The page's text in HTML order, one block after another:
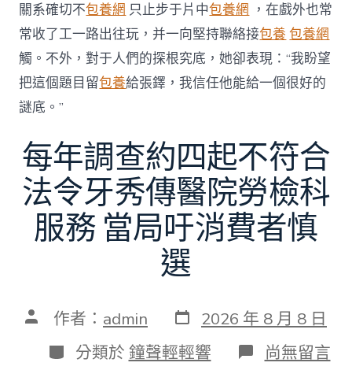
關系確切不包養網 只止步于片中包養網 ，在戲外也常
常收了工一路出往玩，并一向堅持聯絡接包養 包養網
觸。不外，對于人們的探根究底，她卻表現：“我盼望
把這個題目留包養給張鐸，我信任他能給一個很好的
謎底。”
每年調查約四起不符合
法令牙秀傳醫院勞檢科
服務 當局吁消費者慎
選
文 作者： admin 發
表
日
期
2026 年 8 月 8 日
分
類
分類於 鐘聲輕輕響 在
尚無留言